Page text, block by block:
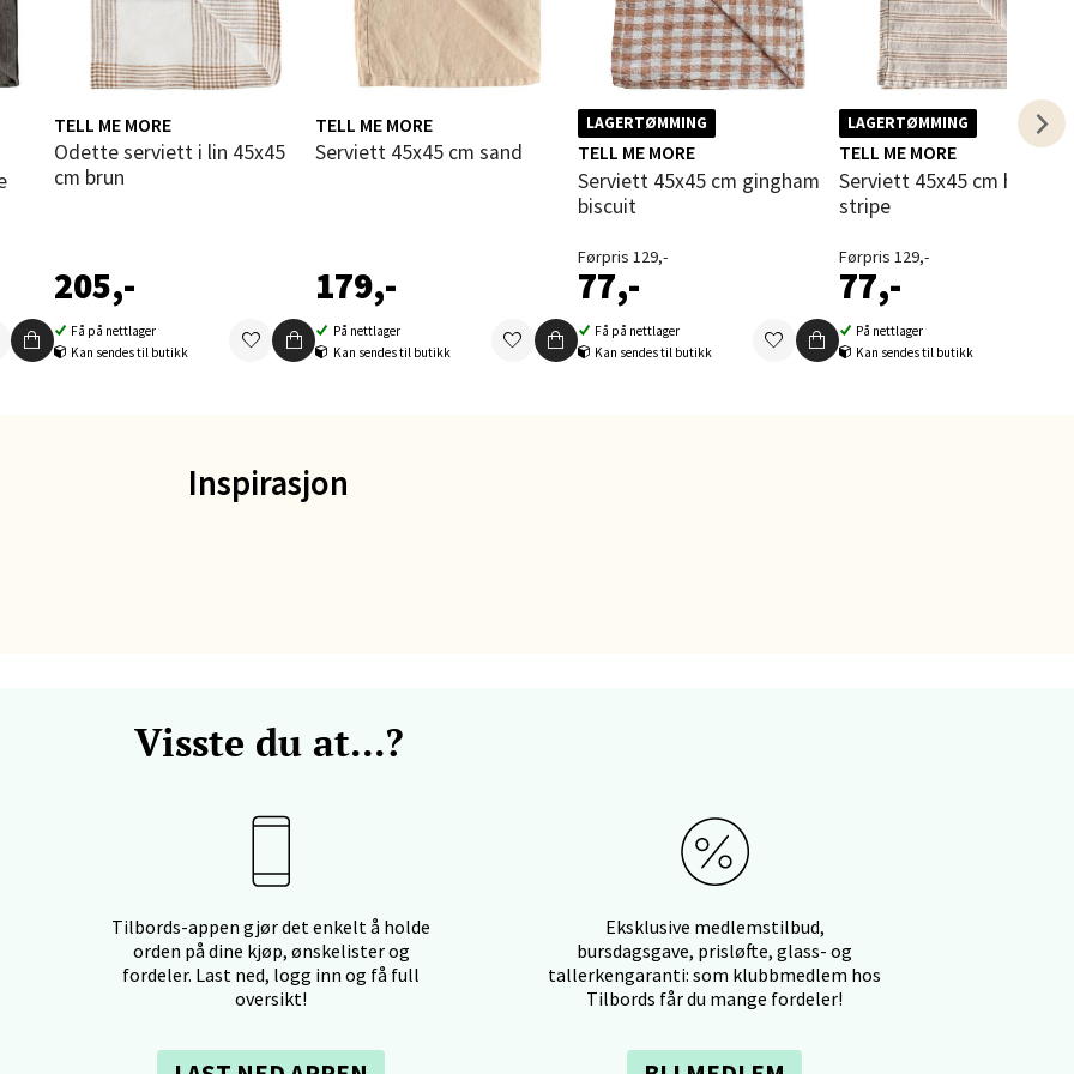
TELL ME MORE
Odette serviett i lin 45x45
cm brun
205,-
Få på nettlager
Kan sendes til butikk
TELL ME MORE
Serviett 45x45 cm sand
179,-
På nettlager
Kan sendes til butikk
LAGERTØMMING
TELL ME MORE
Serviett 45x45 cm gingham
biscuit
Førpris 129,-
77,-
Få på nettlager
Kan sendes til butikk
LAGERTØMMING
TELL ME MORE
Serviett 45x45 cm hazelnut
stripe
Førpris 129,-
77,-
På nettlager
Kan sendes til butikk
Inspirasjon
Visste du at...?
Tilbords-appen gjør det enkelt å holde
orden på dine kjøp, ønskelister og
fordeler. Last ned, logg inn og få full
oversikt!
Eksklusive medlemstilbud,
bursdagsgave, prisløfte, glass- og
tallerkengaranti: som klubbmedlem hos
Tilbords får du mange fordeler!
10-21
- Sirkus Shopping
- Thon Senter Steinkjer